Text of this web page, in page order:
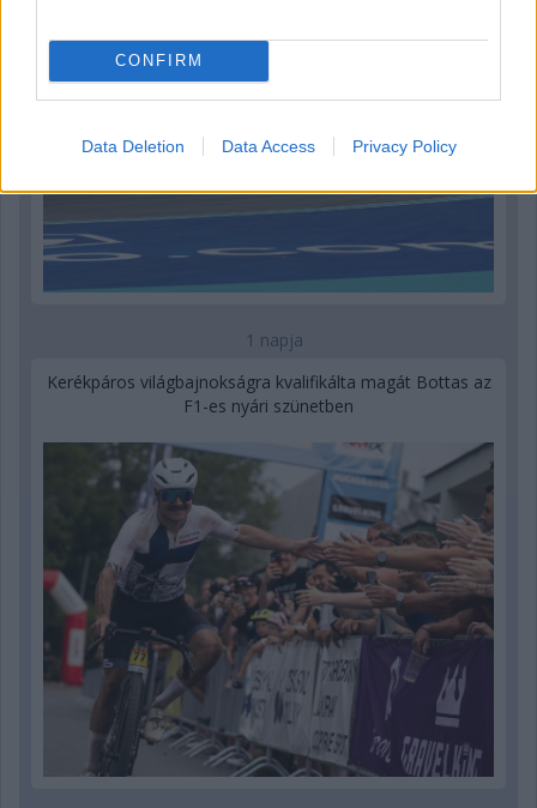
CONFIRM
Data Deletion Data Access Privacy Policy
1 napja
Kerékpáros világbajnokságra kvalifikálta magát Bottas az
F1-es nyári szünetben